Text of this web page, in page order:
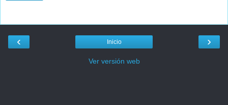
‹ ›
Inicio
Ver versión web